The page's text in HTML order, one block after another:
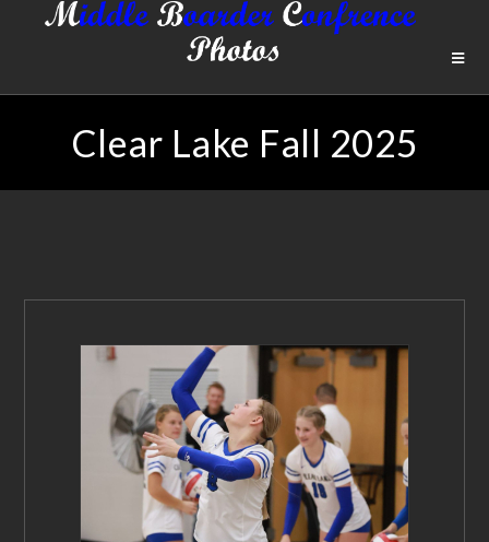
Clear Lake Fall 2025